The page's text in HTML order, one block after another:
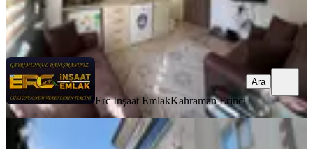
Erc Inşaat EmlakKahraman Erinci
Ara
Erc Inşaat EmlakKahraman Erinci
Ara
YENİ
Germenıcıa'dan Hürriyet Mh.de